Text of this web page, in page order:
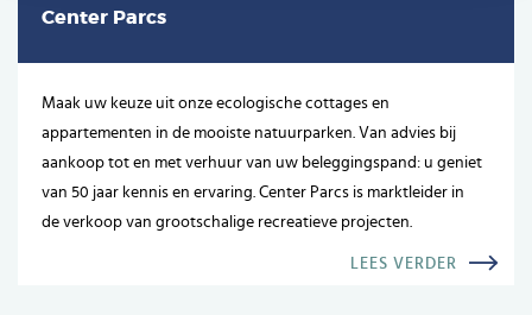
Center Parcs
Maak uw keuze uit onze ecologische cottages en
appartementen in de mooiste natuurparken. Van advies bij
aankoop tot en met verhuur van uw beleggingspand: u geniet
van 50 jaar kennis en ervaring. Center Parcs is marktleider in
de verkoop van grootschalige recreatieve projecten.
LEES VERDER